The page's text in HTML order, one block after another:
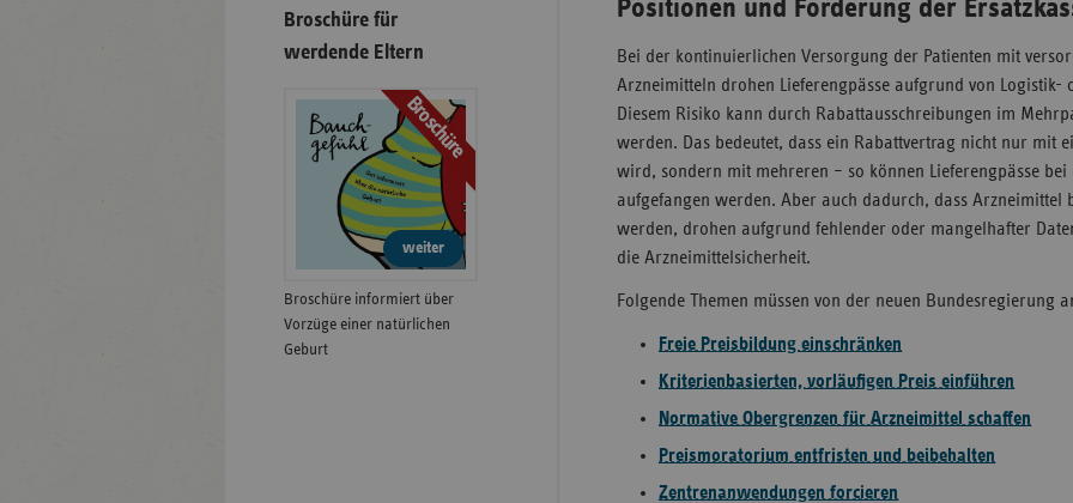
Positionen und Forderung der
Bei der kontinuierlichen Versorgung der Patienten mit
Arzneimitteln drohen Lieferengpässe aufgrund von Logistik-
Diesem Risiko kann durch Rabattausschreibungen im
werden. Das bedeutet, dass ein Rabattvertrag nicht nur mit
wird, sondern mit mehreren – so können Lieferengpässe bei
aufgefangen werden. Aber auch dadurch, dass Arzneimittel
werden, drohen aufgrund fehlender oder mangelhafter
die Arzneimittelsicherheit.
Folgende Themen müssen von der neuen Bundesregierung
Freie Preisbildung einschränken
Kriterienbasierten, vorläufigen Preis einführen
Normative Obergrenzen für Arzneimittel schaffen
Preismoratorium entfristen und beibehalten
Zentrenanwendungen forcieren
Broschüre für
werdende Eltern
Broschüre
weiter
Broschüre informiert über
Vorzüge einer natürlichen
Geburt